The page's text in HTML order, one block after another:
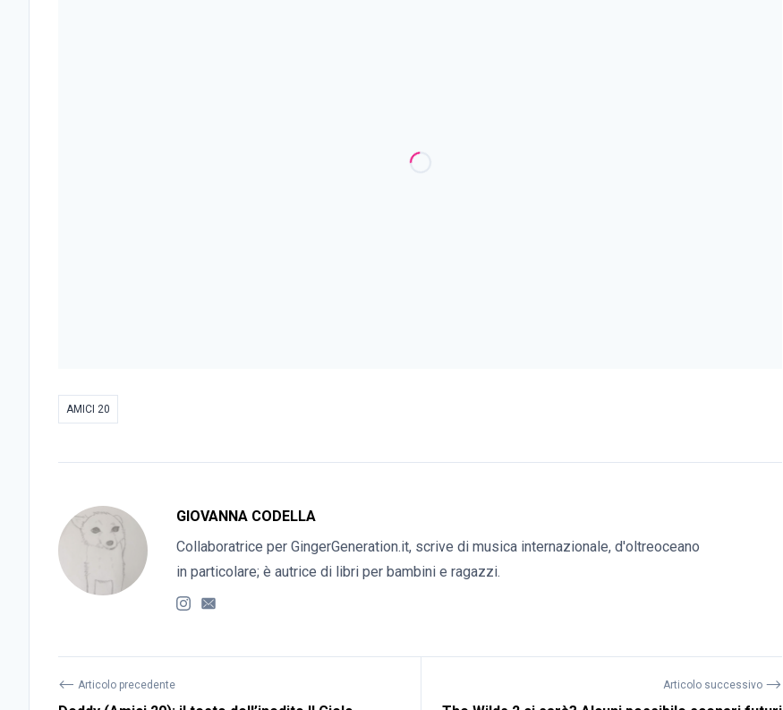
AMICI 20
GIOVANNA CODELLA
Collaboratrice per GingerGeneration.it, scrive di musica internazionale, d'oltreoceano
in particolare; è autrice di libri per bambini e ragazzi.
⟵ Articolo precedente Articolo successivo ⟶